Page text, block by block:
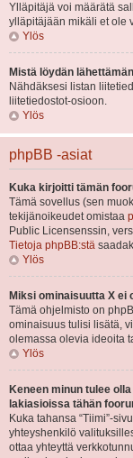
Ylläpitäjä voi määrätä
ylläpitäjään mikäli et ole
Ylös
Mistä löydän
Nähdäksesi listan
liitetiedostot-osioon.
Ylös
phpBB -asiat
Kuka kirjoitti tämän
Tämä sovellus (sen
tekijänoikeudet omistaa
Public Licensenssin,
Tietoja phpBB:stä
Ylös
Miksi ominaisuutta X ei
Tämä ohjelmisto on
ominaisuus tulisi lisätä,
olemassa olevia ideoita
Ylös
Keneen minun tulee
lakiasioissa tähän
Kuka tahansa “Tiimi”-
yhteyshenkilö
ottaa yhteyttä